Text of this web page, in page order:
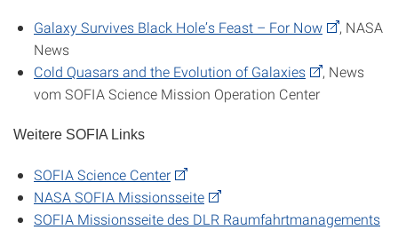
Galaxy Survives Black Hole’s Feast – For Now
, NASA
News
Cold Quasars and the Evolution of Galaxies
, News
vom SOFIA Science Mission Operation Center
Weitere SOFIA Links
SOFIA Science Center
NASA SOFIA Missionsseite
SOFIA Missionsseite des DLR Raumfahrtmanagements